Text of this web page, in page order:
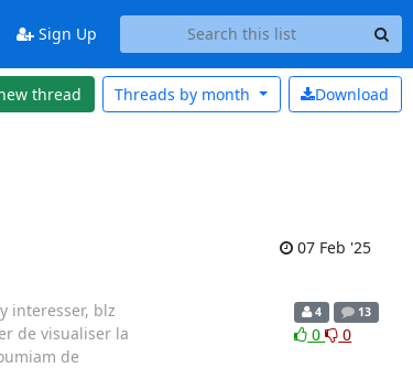
Sign Up
thread Download
Threads by month
07 Feb '25
interesser, blz
de visualiser la
de
4 13
0 0